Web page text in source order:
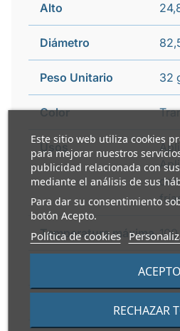
Este sitio web utiliza cookies
para mejorar nuestros
publicidad relacionada con
mediante el análisis de sus
Para dar su consentimiento
botón Acepto.
Política de cookies
RECHAZAR
ACEPTO
Alto
Diámetro
Peso Unitario 32
Color
Usos
Temperatura máxima 100
Si
Guía de reciclaje